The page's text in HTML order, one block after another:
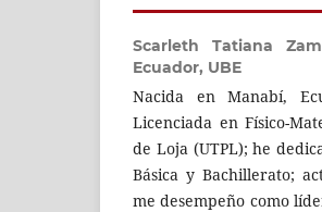
Scarleth Tatiana
Ecuador, UBE
Nacida en Manabí,
Licenciada en Físico-
de Loja (UTPL); he
Básica y Bachillerato;
me desempeño como